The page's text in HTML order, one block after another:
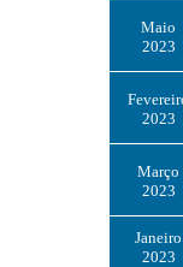
Maio
2023
2023
Março
2023
Janeiro
2023